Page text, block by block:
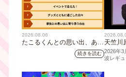
2026.08.06
たこるくんとの思い出、あり
ますか？会員のみなさんに聞
続きを読む
天竺川
イシス
10万人
組史
2026年3
波レギュ
組「
たび